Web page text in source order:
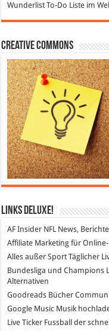
WunderlistTo-Do Liste im
Creative Commons
Links DeLuXe!
AF Insider NFL News,
Affiliate Marketing für
Alles außer SportTäglicher
Bundesliga und Champions
Alternativen
Goodreads Bücher
Google Music Musik
Live Ticker Fussball
der